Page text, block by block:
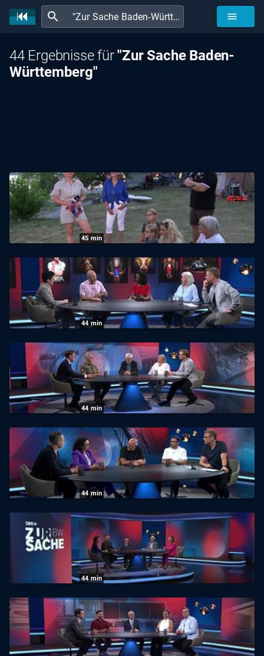
search menu
44 Ergebnisse für"Zur Sache Baden-
Württemberg"
45 min
Zur Sache Baden-Württemberg: Reiselust
trotz Preisfrust - Urlaubszeit in Baden-
Württemberg
30.07.2026|SWR
44 min
Zur Sache Baden-Württemberg: Heimat –
was hält Baden-Württemberg zusammen?
23.07.2026|SWR
44 min
Zur Sache Baden-Württemberg: Wie
bedroht ist die Sicherheit in Baden-
Württemberg?
16.07.2026|SWR
44 min
Zur Sache Baden-Württemberg: Hitzewelle
in Baden-Württemberg: Warum unsere
Städte immer heißer werden
09.07.2026
44min
Zur Sache Baden-Württemberg: KI im
Alltag: Chancen, Risiken und die Zukunft
02.07.2026|SWR